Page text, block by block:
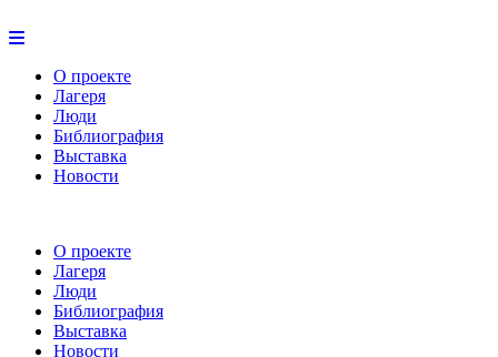
О проекте
Лагеря
Люди
Библиография
Выставка
Новости
О проекте
Лагеря
Люди
Библиография
Выставка
Новости